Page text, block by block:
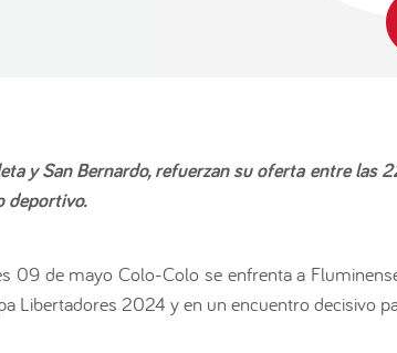
y San Bernardo, refuerzan su oferta entre
deportivo.
09 de mayo Colo-Colo se enfrenta a
Libertadores 2024 y en un encuentro decisivo